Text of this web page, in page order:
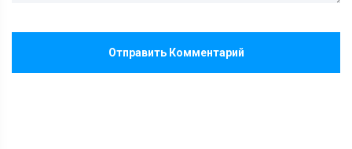
Отправить Комментарий